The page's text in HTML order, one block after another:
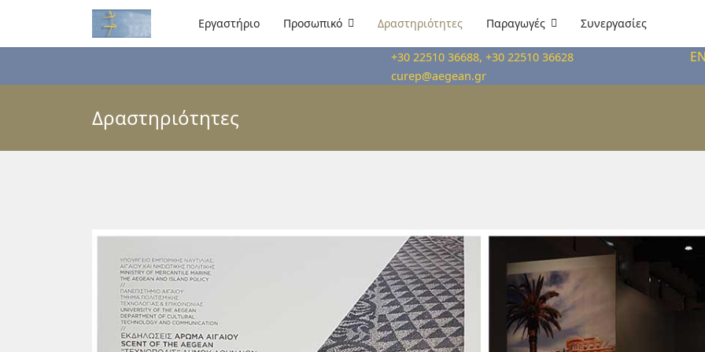
Εργαστήριο Προσωπικό Δραστηριότητες Παραγωγές Συνεργασίες
+30 22510 36688, +30 22510 36628
curep@aegean.gr
Δραστηριότητες